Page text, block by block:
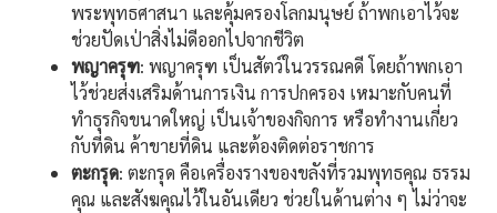
พระพุทธศาสนา และคุ้มครองโลกมนุษย์ ถ้าพกเอาไว้จะ
ช่วยปัดเป่าสิ่งไม่ดีออกไปจากชีวิต
พญาครุฑ: พญาครุฑ เป็นสัตว์ในวรรณคดี โดยถ้าพกเอา
ไว้ช่วยส่งเสริมด้านการเงิน การปกครอง เหมาะกับคนที่
ทำธุรกิจขนาดใหญ่ เป็นเจ้าของกิจการ หรือทำงานเกี่ยว
กับที่ดิน ค้าขายที่ดิน และต้องติดต่อราชการ
ตะกรุด: ตะกรุด คือเครื่องรางของขลังที่รวมพุทธคุณ ธรรม
คุณ และสังฆคุณไว้ในอันเดียว ช่วยในด้านต่าง ๆ ไม่ว่าจะ